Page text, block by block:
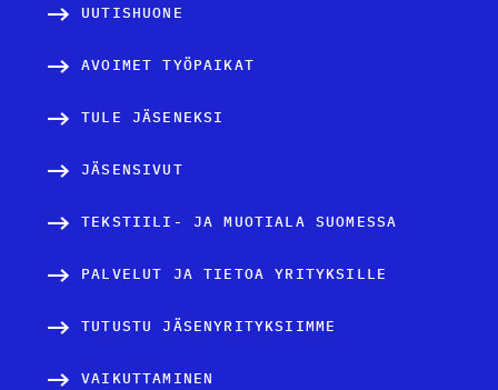
UUTISHUONE
AVOIMET TYÖPAIKAT
TULE JÄSENEKSI
JÄSENSIVUT
TEKSTIILI- JA MUOTIALA SUOMESSA
PALVELUT JA TIETOA YRITYKSILLE
TUTUSTU JÄSENYRITYKSIIMME
VAIKUTTAMINEN